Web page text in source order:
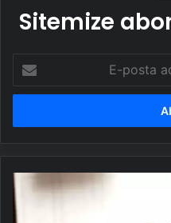
Sitemize
posta
adresinizi
Zafer
OSB,
Türkiye'nin